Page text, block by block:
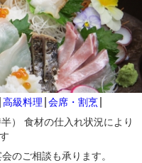
高級料理 会席・割烹
） 食材の仕入れ状況により
のご相談も承ります。